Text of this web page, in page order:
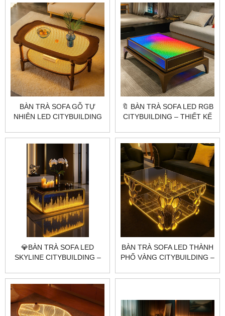
ĐẠI
BÀN TRÀ SOFA GỖ TỰ
NHIÊN LED CITYBUILDING
ÁP CHO PHÒNG KHÁCH
🔖 BÀN TRÀ SOFA LED RGB
CITYBUILDING – THIẾT KẾ
GIAN SANG TRỌNG
💎BÀN TRÀ SOFA LED
SKYLINE CITYBUILDING –
THÀNH PHỐ ÁNH VÀNG
SANG TRỌNG
BÀN TRÀ SOFA LED THÀNH
PHỐ VÀNG CITYBUILDING –
VÀNG SANG TRỌNG